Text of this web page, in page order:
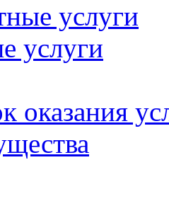
услуги
услуги
оказания